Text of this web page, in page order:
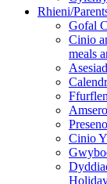
Rhieni/
Gofal
Cinio
meals
Cinio